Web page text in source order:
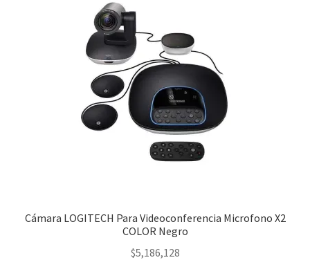
Ver mensajes del pedido
Cámara LOGITECH Para Videoconferencia Microfono X2
COLOR Negro
$5,186,128